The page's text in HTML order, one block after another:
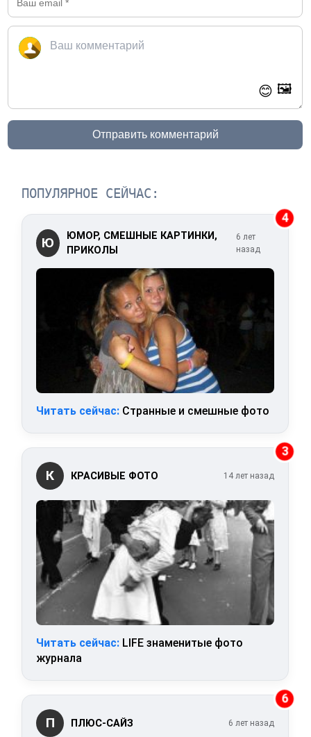
😊 🖼️
Отправить комментарий
ПОПУЛЯРНОЕ СЕЙЧАС:
4
Ю
ЮМОР, СМЕШНЫЕ КАРТИНКИ,
ПРИКОЛЫ
6 лет
назад
Читать сейчас: Странные и смешные фото
3
К КРАСИВЫЕ ФОТО 14 лет назад
Читать сейчас: LIFE знаменитые фото
журнала
6
П ПЛЮС-САЙЗ 6 лет назад